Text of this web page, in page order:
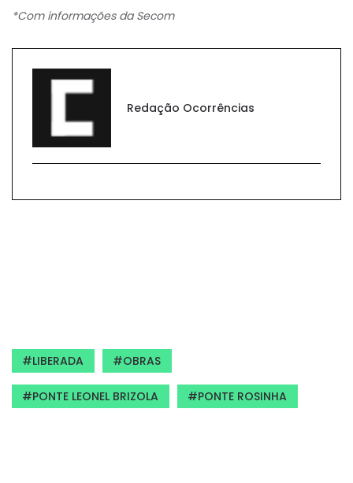
*Com informações da Secom
Redação Ocorrências
LIBERADA OBRAS
PONTE LEONEL BRIZOLA PONTE ROSINHA